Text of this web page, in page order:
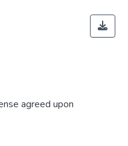
agreed upon